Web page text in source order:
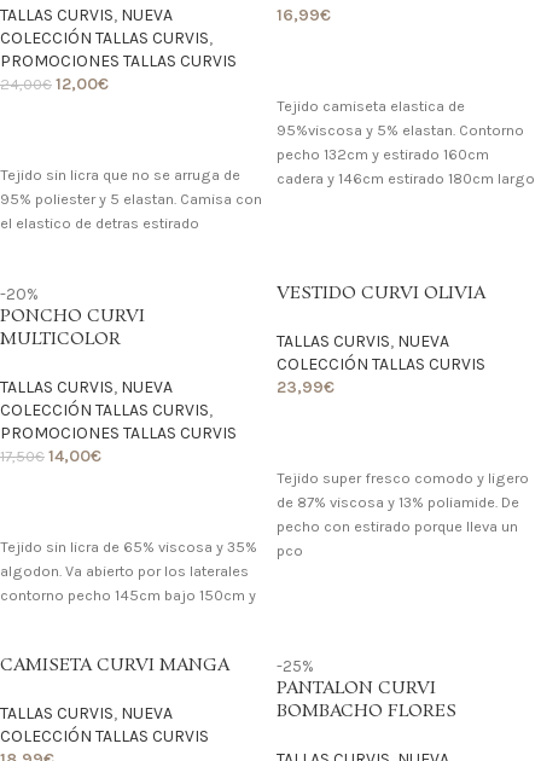
TALLAS CURVIS, NUEVA
COLECCIÓN TALLAS CURVIS,
PROMOCIONES TALLAS CURVIS
24,00€ 12,00€
Tejido sin licra que no se arruga de
95% poliester y 5 elastan. Camisa con
el elastico de detras estirado
16,99€
Tejido camiseta elastica de
95%viscosa y 5% elastan. Contorno
pecho 132cm y estirado 160cm
cadera y 146cm estirado 180cm largo
-20%
PONCHO CURVI
MULTICOLOR
TALLAS CURVIS, NUEVA
COLECCIÓN TALLAS CURVIS,
PROMOCIONES TALLAS CURVIS
17,50€ 14,00€
Tejido sin licra de 65% viscosa y 35%
algodon. Va abierto por los laterales
contorno pecho 145cm bajo 150cm y
VESTIDO CURVI OLIVIA
TALLAS CURVIS, NUEVA
COLECCIÓN TALLAS CURVIS
23,99€
Tejido super fresco comodo y ligero
de 87% viscosa y 13% poliamide. De
pecho con estirado porque lleva un
pco
CAMISETA CURVI MANGA
TALLAS CURVIS, NUEVA
COLECCIÓN TALLAS CURVIS
-25%
PANTALON CURVI
BOMBACHO FLORES